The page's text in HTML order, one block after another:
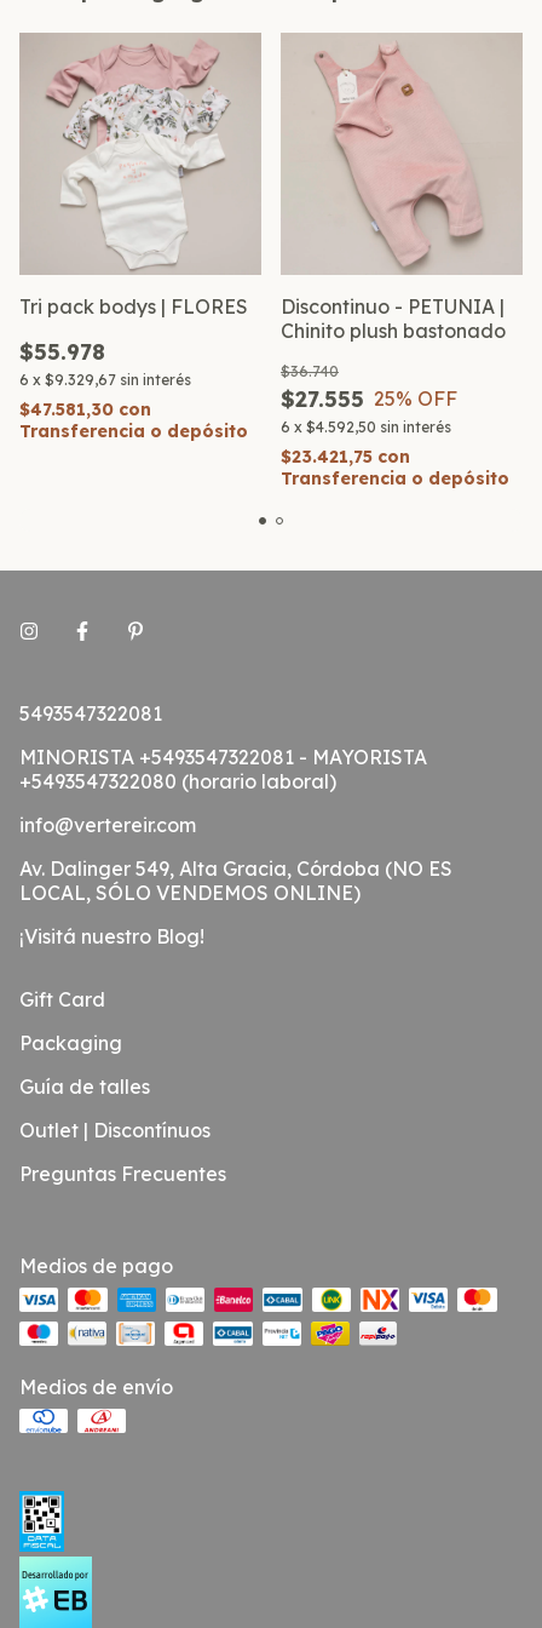
Tri pack bodys | FLORES
$55.978
6 x $9.329,67 sin interés
$47.581,30 con
Transferencia o depósito
Discontinuo - PETUNIA |
Chinito plush bastonado
$27.555
$36.740
25% OFF
6 x $4.592,50 sin interés
$23.421,75 con
Transferencia o depósito
5493547322081
MINORISTA +5493547322081 - MAYORISTA
+5493547322080 (horario laboral)
info@vertereir.com
Av. Dalinger 549, Alta Gracia, Córdoba (NO ES
LOCAL, SÓLO VENDEMOS ONLINE)
¡Visitá nuestro Blog!
Gift Card
Packaging
Guía de talles
Outlet | Discontínuos
Preguntas Frecuentes
Medios de pago
Medios de envío